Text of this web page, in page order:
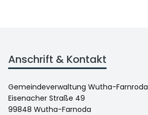
Anschrift & Kontakt
Gemeindeverwaltung Wutha-Farnroda
Eisenacher Straße 49
99848 Wutha-Farnoda